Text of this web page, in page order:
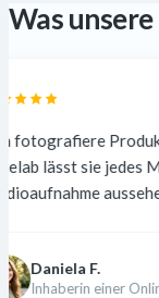
Was
auf meinem
wie eine echte
Boutique